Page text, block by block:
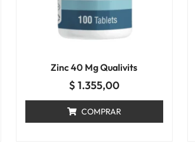
Zinc 40 Mg Qualivits
$ 1.355,00
COMPRAR